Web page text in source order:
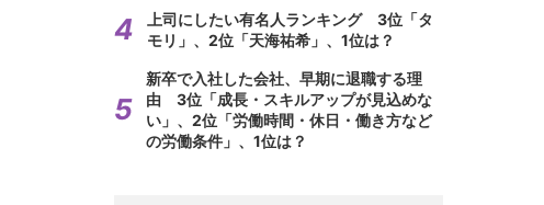
上司にしたい有名人ランキング 3位「タ
モリ」、2位「天海祐希」、1位は？
新卒で入社した会社、早期に退職する理
由 3位「成長・スキルアップが見込めな
い」、2位「労働時間・休日・働き方など
の労働条件」、1位は？